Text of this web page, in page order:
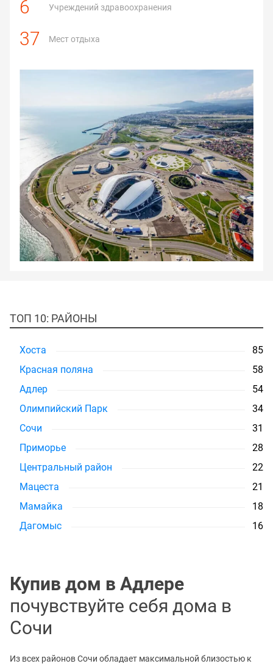
6 Учреждений здравоохранения
37 Мест отдыха
ТОП 10: РАЙОНЫ
Хоста
85
Красная поляна
58
Адлер
54
Олимпийский Парк
34
Сочи
31
Приморье
28
Центральный район
22
Мацеста
21
Мамайка
18
Дагомыс
16
Купив дом в Адлере
почувствуйте себя дома в
Сочи
Из всех районов Сочи обладает максимальной близостью к